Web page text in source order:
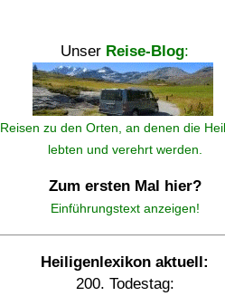
Unser Reise-Blog:
Reisen zu den Orten, an denen die
lebten und verehrt werden.
Zum ersten Mal hier?
Einführungstext anzeigen!
Heiligenlexikon aktuell:
200. Todestag: